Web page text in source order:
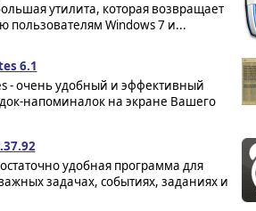
утилита, которая возвращает
пользователям Windows 7 и...
6.1
- очень удобный и эффективный
напоминалок на экране Вашего
удобная программа для
задачах, событиях, заданиях и